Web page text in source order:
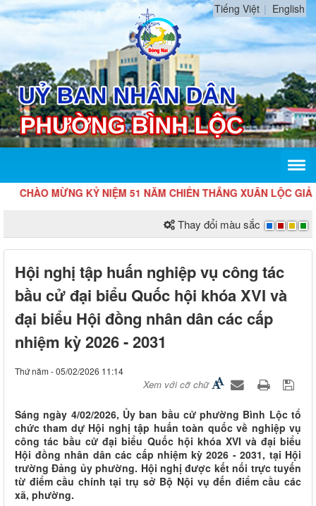
Tiếng Việt English
CHÀO MỪNG KỶ NIỆM 51 NĂM CHIẾN THẮNG XUÂN LỘC GIẢI
Thay đổi màu sắc
Hội nghị tập huấn nghiệp vụ công tác
bầu cử đại biểu Quốc hội khóa XVI và
đại biểu Hội đồng nhân dân các cấp
nhiệm kỳ 2026 - 2031
Thứ năm - 05/02/2026 11:14
Xem với cỡ chữ
Sáng ngày 4/02/2026, Ủy ban bầu cử phường Bình Lộc tổ
chức tham dự Hội nghị tập huấn toàn quốc về nghiệp vụ
công tác bầu cử đại biểu Quốc hội khóa XVI và đại biểu
Hội đồng nhân dân các cấp nhiệm kỳ 2026 - 2031, tại Hội
trường Đảng ủy phường. Hội nghị được kết nối trực tuyến
từ điểm cầu chính tại trụ sở Bộ Nội vụ đến điểm cầu các
xã, phường.